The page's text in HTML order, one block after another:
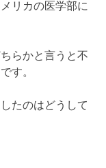
リカの医学部に
らかと言うと不
す。
たのはどうして